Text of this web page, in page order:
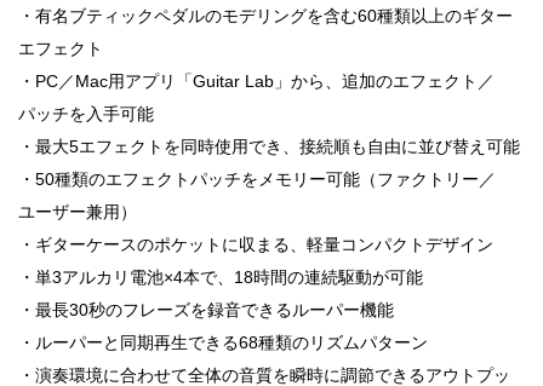
・有名ブティックペダルのモデリングを含む60種類以上のギター
エフェクト
・PC／Mac用アプリ「Guitar Lab」から、追加のエフェクト／
パッチを入手可能
・最大5エフェクトを同時使用でき、接続順も自由に並び替え可能
・50種類のエフェクトパッチをメモリー可能（ファクトリー／
ユーザー兼用）
・ギターケースのポケットに収まる、軽量コンパクトデザイン
・単3アルカリ電池×4本で、18時間の連続駆動が可能
・最長30秒のフレーズを録音できるルーパー機能
・ルーパーと同期再生できる68種類のリズムパターン
・演奏環境に合わせて全体の音質を瞬時に調節できるアウトプッ